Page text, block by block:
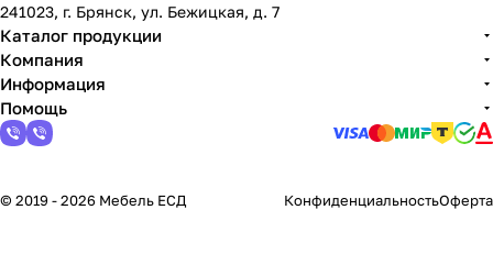
241023, г. Брянск, ул. Бежицкая, д. 7
Каталог продукции
Компания
Информация
Помощь
© 2019 - 2026 Мебель ЕСД КонфиденциальностьОферта